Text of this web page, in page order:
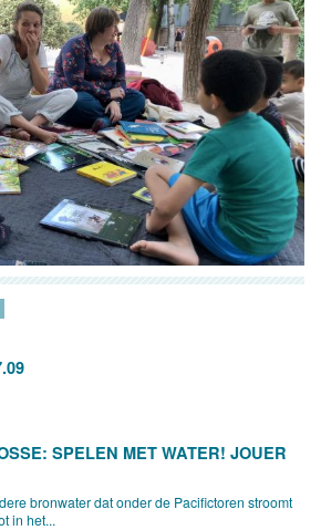
SPELEN MET WATER! JOUER
bronwater dat onder de Pacifictoren stroomt
in het...